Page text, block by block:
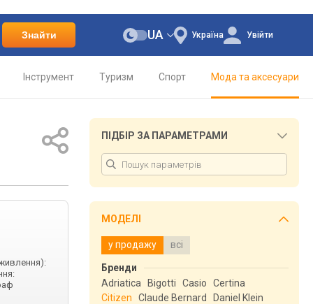
Знайти Україна
UA Увійти
Інструмент Туризм Спорт Мода та аксесуари
ПІДБІР ЗА ПАРАМЕТРАМИ
МОДЕЛІ
у продажу всі
Бренди
Adriatica
Bigotti Casio
Certina
Citizen
Claude Bernard
Daniel Klein